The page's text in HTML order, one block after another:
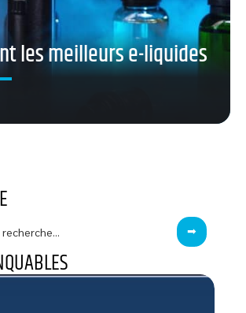
les meilleurs e-liquides